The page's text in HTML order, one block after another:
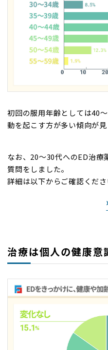
初回の服用年齢としては40
動を起こす方が多い傾向が見
なお、20～30代へのED治療
質問をしました。
詳細は以下からご確認くださ
治療は個人の健康意